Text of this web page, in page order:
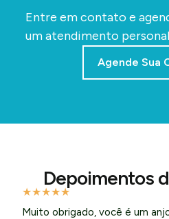
Entre em contato e
um atendimento
Agende Sua
Depoimentos
★★★★★
Muito obrigado, você é um